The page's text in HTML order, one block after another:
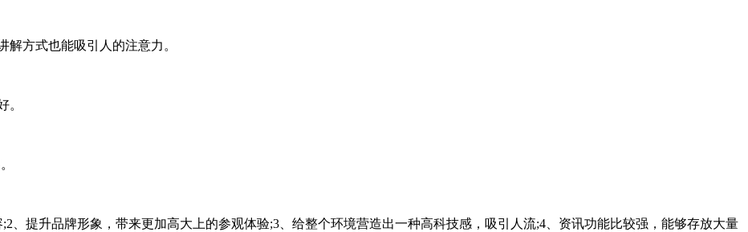
方式也能吸引人的注意力。
。
、提升品牌形象，带来更加高大上的参观体验;3、给整个环境营造出一种高科技感，吸引人流;4、资讯功能比较强，能够存放大量